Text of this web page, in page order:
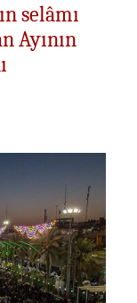
selâmı
Ayının